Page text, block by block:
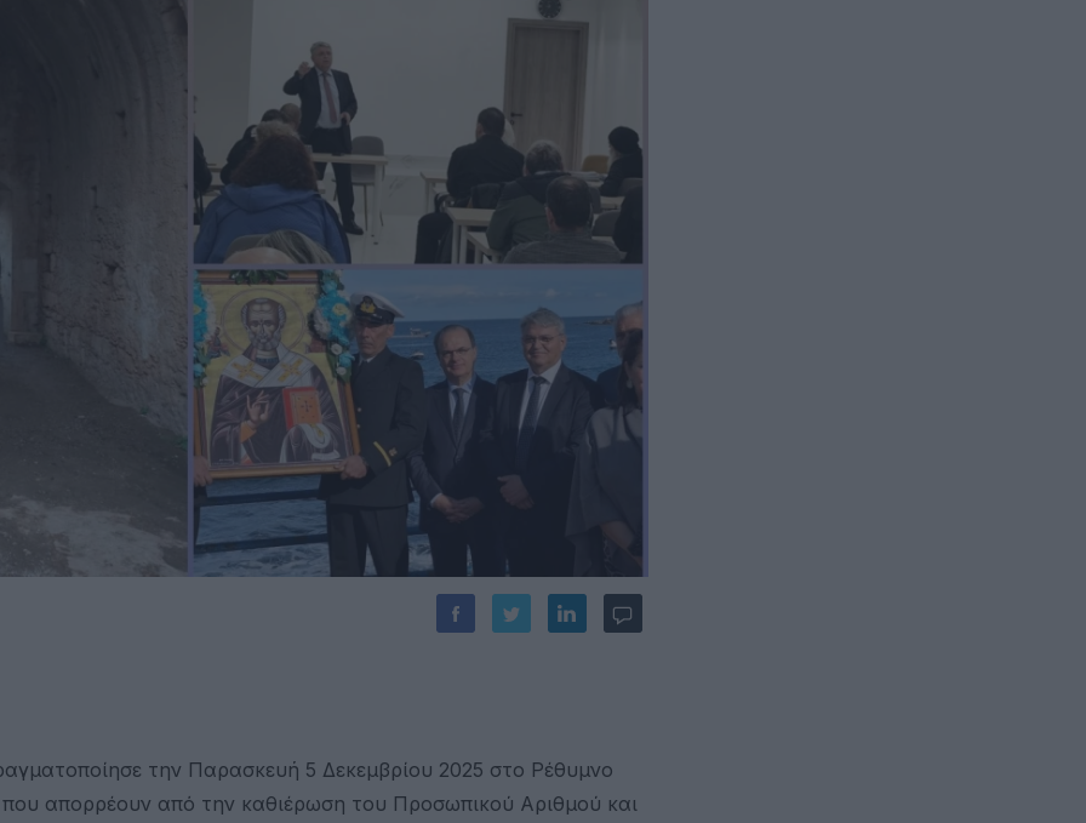
την Παρασκευή 5 Δεκεμβρίου 2025 στο Ρέθυμνο
απορρέουν από την καθιέρωση του Προσωπικού Αριθμού και